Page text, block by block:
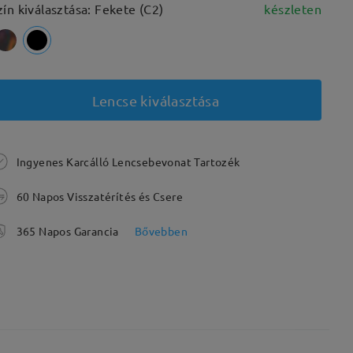
kiválasztása: Fekete (C2) készleten
Lencse kiválasztása
Ingyenes Karcálló Lencsebevonat Tartozék
60 Napos Visszatérítés és Csere
365 Napos Garancia Bővebben